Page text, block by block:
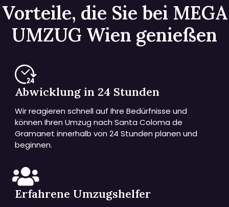
Vorteile, die Sie bei MEGA
UMZUG Wien genießen
Abwicklung in 24 Stunden
Wir reagieren schnell auf Ihre Bedürfnisse und
können Ihren Umzug nach Santa Coloma de
Gramanet innerhalb von 24 Stunden planen und
beginnen.
Erfahrene Umzugshelfer